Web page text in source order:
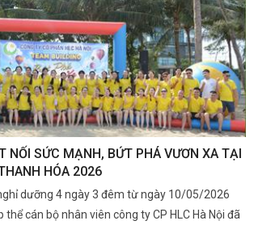
NỐI SỨC MẠNH, BỨT PHÁ VƯƠN XA TẠI
HÓA 2026
dưỡng 4 ngày 3 đêm từ ngày 10/05/2026
cán bộ nhân viên công ty CP HLC Hà Nội đã